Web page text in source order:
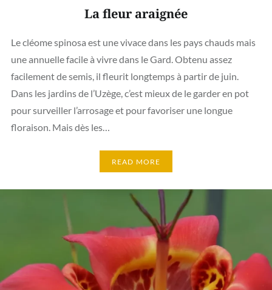
La fleur araignée
Le cléome spinosa est une vivace dans les pays chauds mais
une annuelle facile à vivre dans le Gard. Obtenu assez
facilement de semis, il fleurit longtemps à partir de juin.
Dans les jardins de l’Uzège, c’est mieux de le garder en pot
pour surveiller l’arrosage et pour favoriser une longue
floraison. Mais dès les…
READ MORE